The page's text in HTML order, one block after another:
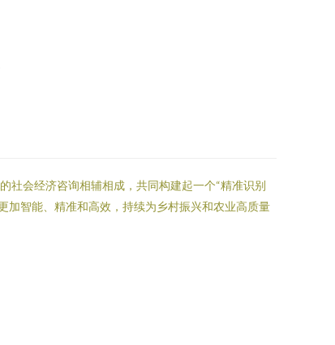
社会经济咨询相辅相成，共同构建起一个“精准识别
加智能、精准和高效，持续为乡村振兴和农业高质量